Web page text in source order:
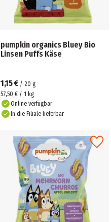
pumpkin organics Bluey Bio
Linsen Puffs Käse
1,15 € / 20 g
57,50 € / 1 kg
Online verfügbar
In die Filiale lieferbar